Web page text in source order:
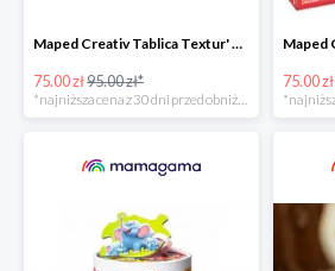
Maped Creativ Tablica Textur' Art do odrysowania i teksturowania
75.00 zł95.00 zł* 75.00 zł